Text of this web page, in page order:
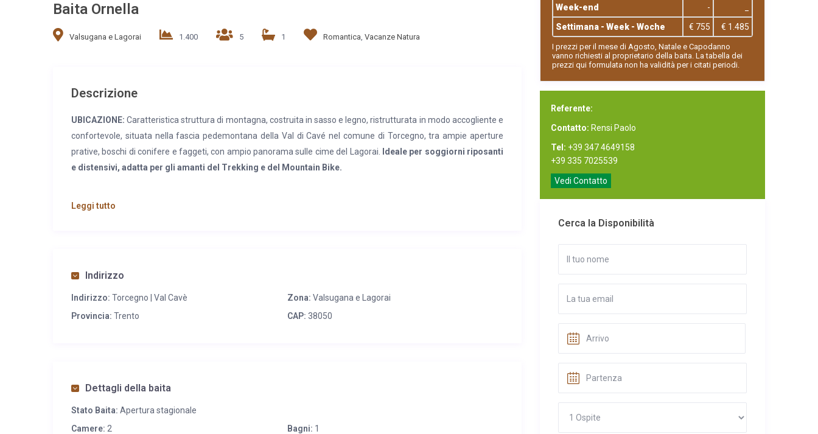
Baita Ornella
Valsugana e Lagorai 1.400 5 1 Romantica, Vacanze Natura
Descrizione
UBICAZIONE: Caratteristica struttura di montagna, costruita in sasso e legno, ristrutturata in modo accogliente e
confortevole, situata nella fascia pedemontana della Val di Cavé nel comune di Torcegno, tra ampie aperture
prative, boschi di conifere e faggeti, con ampio panorama sulle cime del Lagorai.
Ideale per soggiorni riposanti
e distensivi, adatta per gli amanti del Trekking e del Mountain Bike.
terraampio locale cucina/soggiorno con caminetto e stufa a legna, locale dispensa/ripostiglio, bagno con
Nelle vicinanze impianti sportivi con piscina scoperta e impianti termali.
Leggi tutto
Indirizzo
Indirizzo: Torcegno | Val Cavè Zona: Valsugana e Lagorai
Provincia: Trento CAP: 38050
Dettagli della baita
Stato Baita: Apertura stagionale
Camere: 2 Bagni: 1
Week-end
-
Settimana - Week - Woche
€ 755 € 1.485
I prezzi per il mese di Agosto, Natale e Capodanno
vanno richiesti al proprietario della baita. La tabella dei
prezzi qui formulata non ha validità per i citati periodi.
Referente:
Contatto: Rensi Paolo
Tel: +39 347 4649158
+39 335 7025539
Vedi Contatto
Cerca la Disponibilità